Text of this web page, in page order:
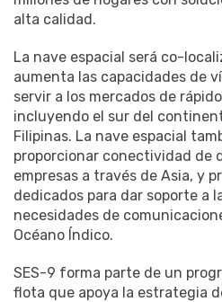
alta calidad.
La nave espacial será co-
aumenta las capacidades de
servir a los mercados de
incluyendo el sur del
Filipinas. La nave espacial
proporcionar conectividad de
empresas a través de Asia, y
dedicados para dar soporte a
necesidades de
Océano Índico.
SES-9 forma parte de un
flota que apoya la estrategia